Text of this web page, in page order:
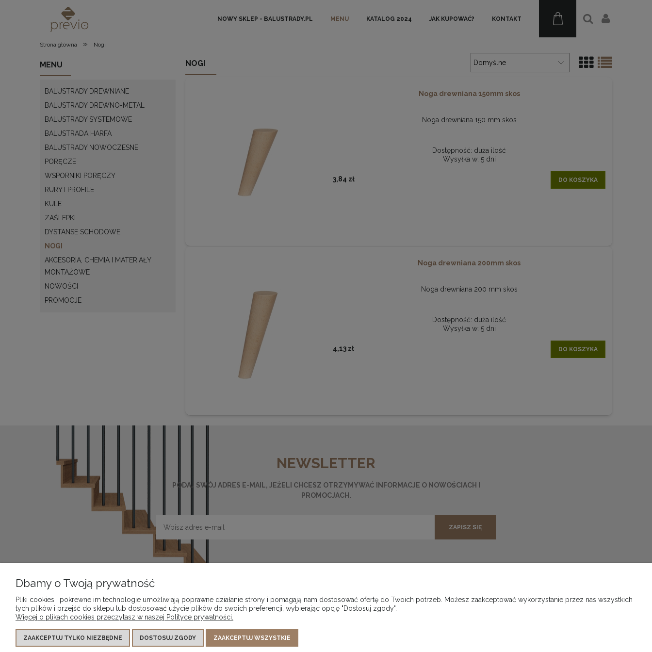
NOWY SKLEP - BALUSTRADY.PL MENU KATALOG 2024 JAK KUPOWAĆ? KONTAKT
Strona główna » Nogi
MENU
BALUSTRADY DREWNIANE
BALUSTRADY DREWNO-METAL
BALUSTRADY SYSTEMOWE
BALUSTRADA HARFA
BALUSTRADY NOWOCZESNE
PORĘCZE
WSPORNIKI PORĘCZY
RURY I PROFILE
KULE
ZAŚLEPKI
DYSTANSE SCHODOWE
NOGI
AKCESORIA, CHEMIA I MATERIAŁY
MONTAŻOWE
NOWOŚCI
PROMOCJE
NOGI
Noga drewniana 150mm skos
Noga drewniana 150 mm skos
Dostępność: duża ilość
Wysyłka w: 5 dni
3,84 zł DO KOSZYKA
Noga drewniana 200mm skos
Noga drewniana 200 mm skos
Dostępność: duża ilość
Wysyłka w: 5 dni
4,13 zł DO KOSZYKA
NEWSLETTER
PODAJ SWÓJ ADRES E-MAIL, JEŻELI CHCESZ OTRZYMYWAĆ INFORMACJE O NOWOŚCIACH I
PROMOCJACH.
ZAPISZ SIĘ
Regulamin sklepu internetowego
Polityka cookies
Polityka prywatności
Jak kupować?
Sposoby dostawy
Twoje zamówienia
Dbamy o Twoją prywatność
Pliki cookies i pokrewne im technologie umożliwiają poprawne działanie strony i pomagają nam dostosować ofertę do Twoich potrzeb. Możesz zaakceptować wykorzystanie przez nas wszystkich
tych plików i przejść do sklepu lub dostosować użycie plików do swoich preferencji, wybierając opcję "Dostosuj zgody".
Więcej o plikach cookies przeczytasz w naszej Polityce prywatności.
ZAAKCEPTUJ TYLKO NIEZBĘDNE DOSTOSUJ ZGODY ZAAKCEPTUJ WSZYSTKIE